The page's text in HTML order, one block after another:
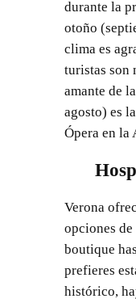
durante la
otoño
clima es
turistas son
amante de
agosto) es
Ópera en la
Verona
opciones
boutique
prefieres
histórico,